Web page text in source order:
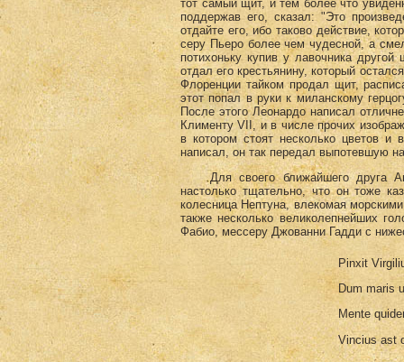
тот самый щит, и тем более что
поддержав его, сказал: "Это
отдайте его, ибо таково действие,
серу Пьеро более чем чудесной, а
потихоньку купив у лавочника
отдал его крестьянину, который
Флоренции тайком продал щит,
этот попал в руки к миланскому
После этого Леонардо написал
Клименту VII, и в числе прочих
в котором стоят несколько цветов и
написал, он так передал выпотевшую
Для своего ближайшего друга
настолько тщательно, что он тоже
колесница Нептуна, влекомая
также несколько великолепнейших
Фабио, мессеру Джованни Гадди с
Pinxit
Dum maris
Mente
Vincius ast